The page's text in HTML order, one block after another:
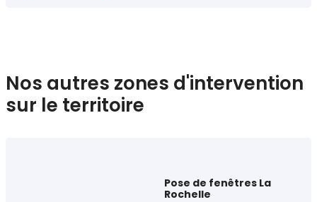
Nos autres zones d'intervention
sur le territoire
Pose de fenêtres La
Rochelle